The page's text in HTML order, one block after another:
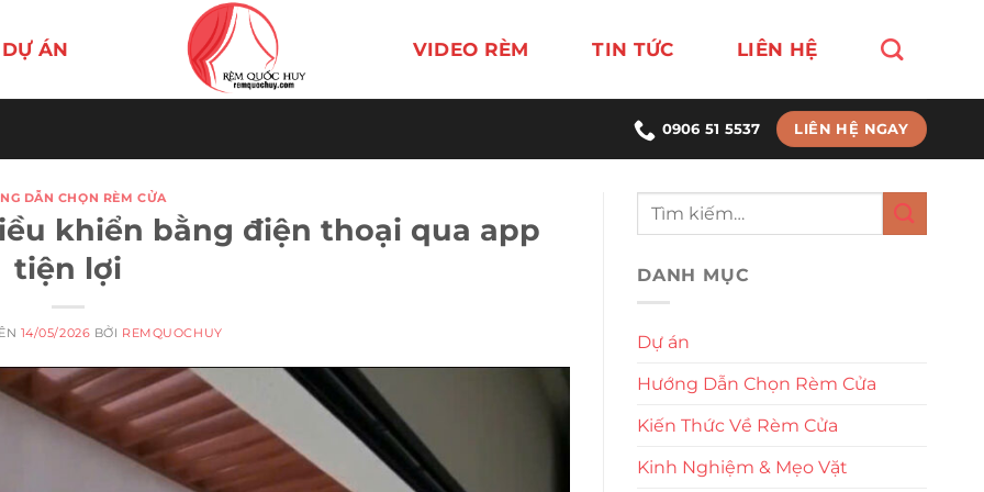
DỰ ÁN VIDEO RÈM TIN TỨC LIÊN HỆ
0906 51 5537 LIÊN HỆ NGAY
DẪN CHỌN RÈM CỬA
khiển bằng điện thoại qua app
tiện lợi
14/05/2026 BỞI REMQUOCHUY
DANH MỤC
Dự án
Hướng Dẫn Chọn Rèm Cửa
Kiến Thức Về Rèm Cửa
Kinh Nghiệm & Mẹo Vặt